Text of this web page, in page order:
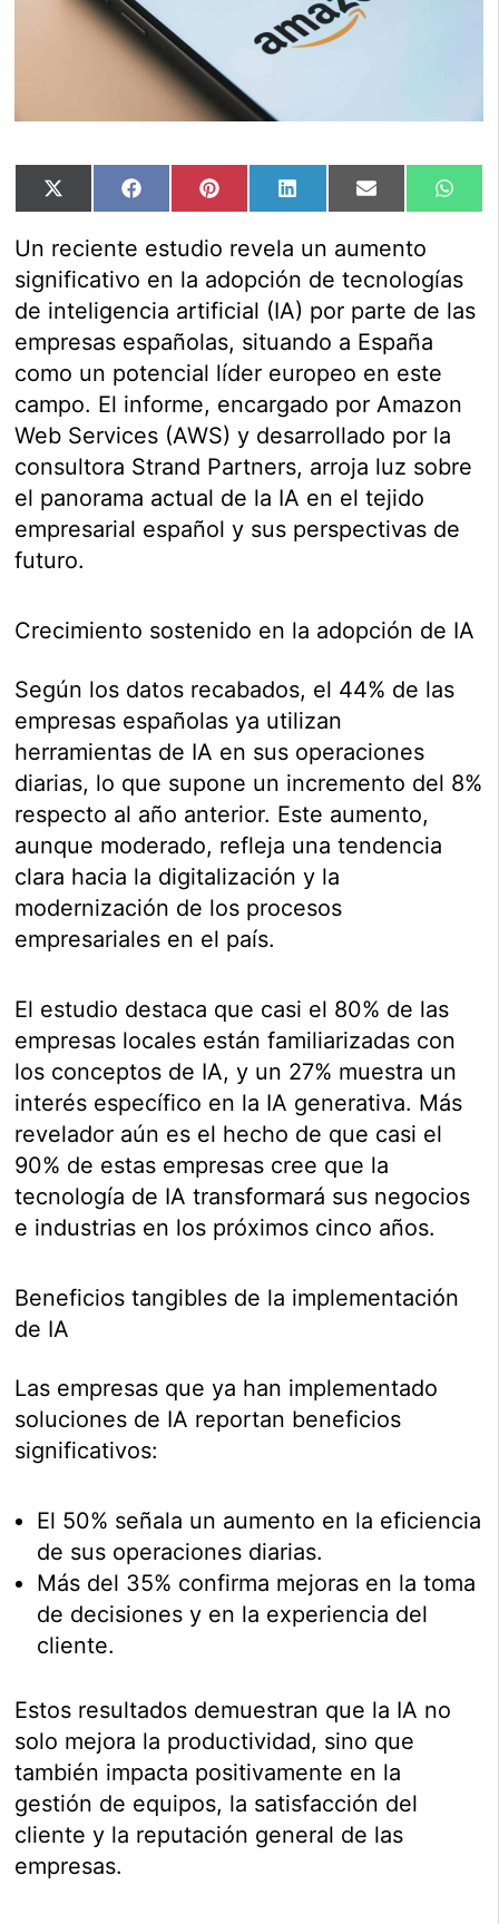
Compartir
en
X
Compartir
en
FacebookCompartir
en
PinterestCompartir
en
LinkedInCompartir
en
Email
en
Un reciente estudio revela un aumento
significativo en la adopción de tecnologías
de inteligencia artificial (IA) por parte de las
empresas españolas, situando a España
como un potencial líder europeo en este
campo. El informe, encargado por Amazon
Web Services (AWS) y desarrollado por la
consultora Strand Partners, arroja luz sobre
el panorama actual de la IA en el tejido
empresarial español y sus perspectivas de
futuro.
Crecimiento sostenido en la adopción de IA
Según los datos recabados, el 44% de las
empresas españolas ya utilizan
herramientas de IA en sus operaciones
diarias, lo que supone un incremento del 8%
respecto al año anterior. Este aumento,
aunque moderado, refleja una tendencia
clara hacia la digitalización y la
modernización de los procesos
empresariales en el país.
El estudio destaca que casi el 80% de las
empresas locales están familiarizadas con
los conceptos de IA, y un 27% muestra un
interés específico en la IA generativa. Más
revelador aún es el hecho de que casi el
90% de estas empresas cree que la
tecnología de IA transformará sus negocios
e industrias en los próximos cinco años.
Beneficios tangibles de la implementación
de IA
Las empresas que ya han implementado
soluciones de IA reportan beneficios
significativos:
El 50% señala un aumento en la eficiencia
de sus operaciones diarias.
Más del 35% confirma mejoras en la toma
de decisiones y en la experiencia del
cliente.
Estos resultados demuestran que la IA no
solo mejora la productividad, sino que
también impacta positivamente en la
gestión de equipos, la satisfacción del
cliente y la reputación general de las
empresas.